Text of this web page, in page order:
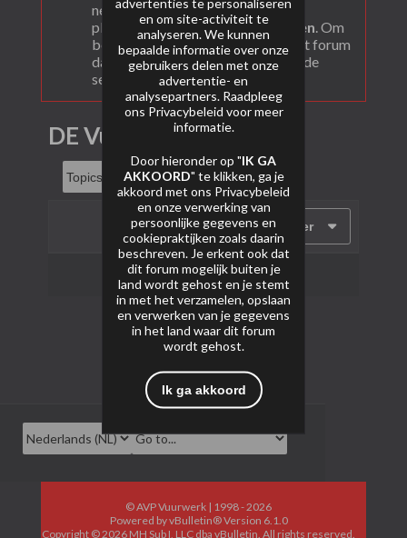
nemen en ook berichten te kunnen
plaatsen moet je je eerstregisteren. Om
berichten te bekijken, selecteer het forum
dat je wil bezoeken uit onderstaande
selectie.
DE Vuurwerk
Filter
Geen onderwerpen gevonden.
© AVP Vuurwerk | 1998 - 2026
Powered byvBulletin®Version 6.1.0
Copyright © 2026 MH Sub I, LLC dba vBulletin. All rights reserved.
en om site-activiteit te
analyseren. We kunnen
bepaalde informatie over onze
gebruikers delen met onze
advertentie- en
analysepartners. Raadpleeg
ons Privacybeleid voor meer
informatie.
Door hieronder op "IK GA
AKKOORD" te klikken, ga je
akkoord met ons Privacybeleid
en onze verwerking van
persoonlijke gegevens en
cookiepraktijken zoals daarin
beschreven. Je erkent ook dat
dit forum mogelijk buiten je
land wordt gehost en je stemt
in met het verzamelen, opslaan
en verwerken van je gegevens
in het land waar dit forum
wordt gehost.
Ik ga akkoord